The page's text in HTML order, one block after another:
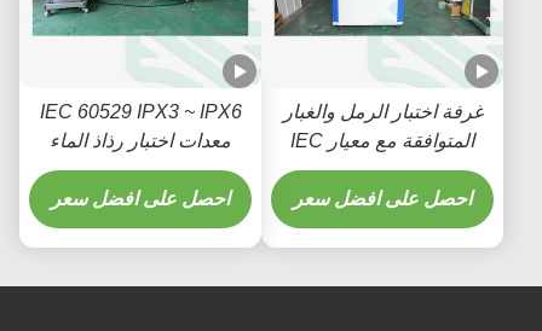
غرفة اختبار الرمل والغبار
المتوافقة مع معيار IEC
60529 لاختبار متانة
المكونات الإلكترونية
والسيارات
احصل على افضل سعر
IEC 60529 IPX3 ~ IPX6
معدات اختبار رذاذ الماء
للمنتجات الإلكترونية
ومنتجات السيارات
احصل على افضل سعر